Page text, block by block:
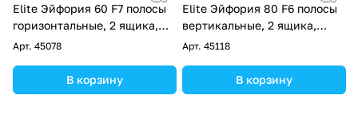
Elite Эйфория 60 F7 полосы
горизонтальные, 2 ящика,
подвесная, Чёрный янтарь
Арт. 45078
В корзину
Elite Эйфория 80 F6 полосы
вертикальные, 2 ящика,
подвесная, Чёрный янтарь
Арт. 45118
В корзину